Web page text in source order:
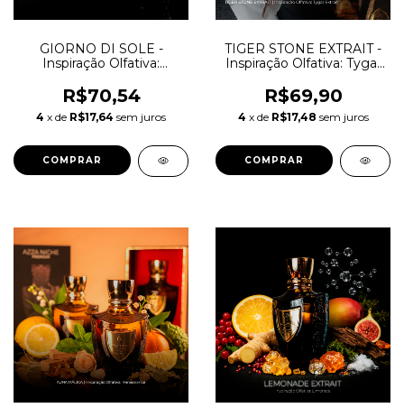
GIORNO DI SOLE -
Inspiração Olfativa:
R$70,54
4 x de R$17,64 sem juros
COMPRAR
TIGER STONE EXTRAIT -
Inspiração Olfativa: Tygar
R$69,90
4 x de R$17,48 sem juros
COMPRAR